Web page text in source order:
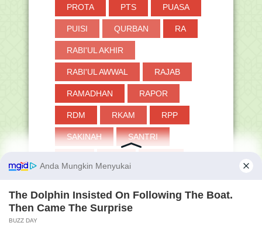
PROTA PTS PUASA
PUISI QURBAN RA
RABI'UL AKHIR
RABI'UL AWWAL RAJAB
RAMADHAN RAPOR
RDM RKAM RPP
SAKINAH SANTRI
SEKOLAH PENGGERAK